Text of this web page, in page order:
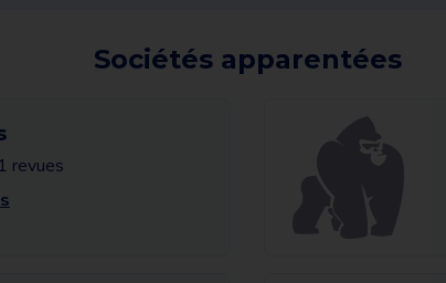
Sociétés apparentées
revues